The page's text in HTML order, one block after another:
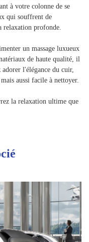
à votre colonne de se
qui souffrent de
relaxation profonde.
un massage luxueux
de haute qualité, il
l'élégance du cuir,
aussi facile à nettoyer.
la relaxation ultime que